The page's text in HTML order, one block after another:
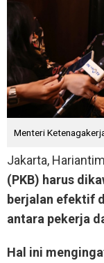
Menteri
Jakarta,
(PKB) harus
berjalan efektif
antara pekerja
Hal ini